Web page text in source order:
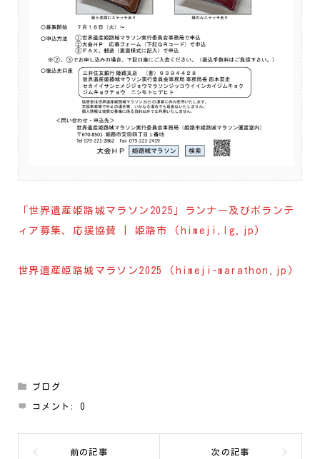
「世界遺産姫路城マラソン2025」ランナー及びボランテ
ィア募集、応援協賛 | 姫路市 (himeji.lg.jp)
世界遺産姫路城マラソン2025 (himeji-marathon.jp)
ブログ
コメント:0